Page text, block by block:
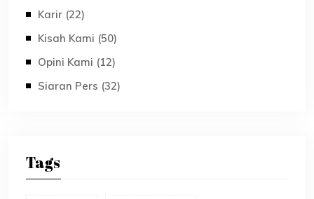
Karir (22)
Kisah Kami (50)
Opini Kami (12)
Siaran Pers (32)
Tags